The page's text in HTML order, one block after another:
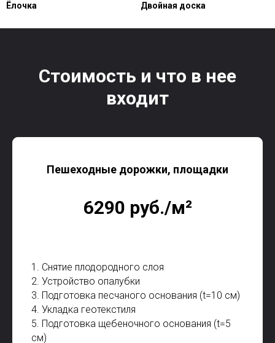
Ёлочка Двойная доска
Стоимость и что в нее
входит
Пешеходные дорожки, площадки
6290 руб./м²
1. Снятие плодородного слоя
2. Устройство опалубки
3. Подготовка песчаного основания (t=10 см)
4. Укладка геотекстиля
5. Подготовка щебеночного основания (t=5
см)